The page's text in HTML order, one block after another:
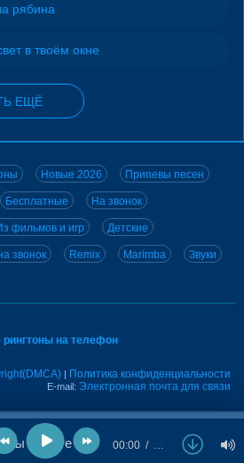
рябина
в твоём окне
ЕЩЁ
Новые 2026 Припевы песен
Бесплатные На звонок
фильмов и игр Детские
звонок Remix Marimba Звуки
на телефон
| Политика конфиденциальности
E-mail: Электронная почта для связи
Zalegov - Идём мы вместе под луной 00:00 …